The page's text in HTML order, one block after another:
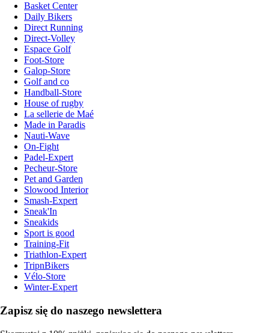
Basket Center
Daily Bikers
Direct Running
Direct-Volley
Espace Golf
Foot-Store
Galop-Store
Golf and co
Handball-Store
House of rugby
La sellerie de Maé
Made in Paradis
Nauti-Wave
On-Fight
Padel-Expert
Pecheur-Store
Pet and Garden
Slowood Interior
Smash-Expert
Sneak'In
Sneakids
Sport is good
Training-Fit
Triathlon-Expert
TripnBikers
Vélo-Store
Winter-Expert
Zapisz się do naszego newslettera